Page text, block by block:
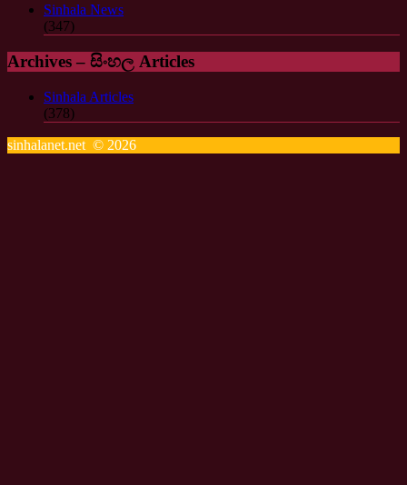
Sinhala News
(347)
Archives – සිංහල Articles
Sinhala Articles
(378)
sinhalanet.net © 2026